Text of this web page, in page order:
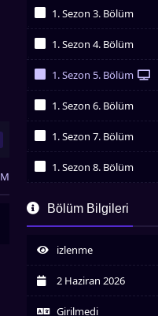
1. Sezon 3. Bölüm
1. Sezon 4. Bölüm
1. Sezon 5. Bölüm
1. Sezon 6. Bölüm
1. Sezon 7. Bölüm
1. Sezon 8. Bölüm
İzledim
İzledim
1. Sezon 10. Bölüm
İzledim
İzledim
Bölüm Bilgileri
izlenme
2 Haziran 2026
Girilmedi